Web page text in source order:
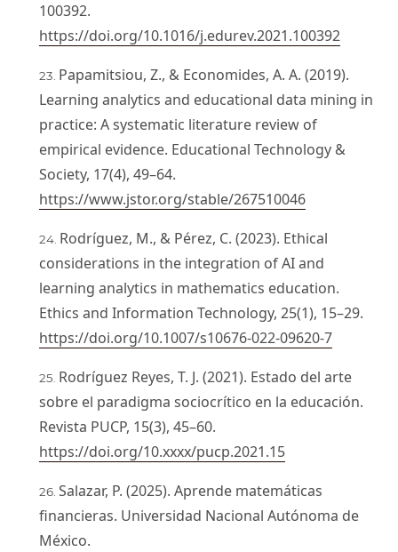
100392.
https://doi.org/10.1016/j.edurev.2021.100392
Papamitsiou, Z., & Economides, A. A. (2019).
Learning analytics and educational data mining in
practice: A systematic literature review of
empirical evidence. Educational Technology &
Society, 17(4), 49–64.
https://www.jstor.org/stable/267510046
Rodríguez, M., & Pérez, C. (2023). Ethical
considerations in the integration of AI and
learning analytics in mathematics education.
Ethics and Information Technology, 25(1), 15–29.
https://doi.org/10.1007/s10676-022-09620-7
Rodríguez Reyes, T. J. (2021). Estado del arte
sobre el paradigma sociocrítico en la educación.
Revista PUCP, 15(3), 45–60.
https://doi.org/10.xxxx/pucp.2021.15
Salazar, P. (2025). Aprende matemáticas
financieras. Universidad Nacional Autónoma de
México.